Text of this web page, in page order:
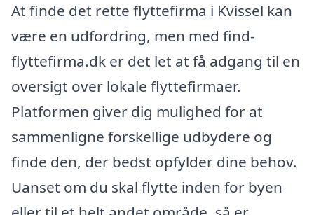
At finde det rette flyttefirma i Kvissel kan
være en udfordring, men med find-
flyttefirma.dk er det let at få adgang til en
oversigt over lokale flyttefirmaer.
Platformen giver dig mulighed for at
sammenligne forskellige udbydere og
finde den, der bedst opfylder dine behov.
Uanset om du skal flytte inden for byen